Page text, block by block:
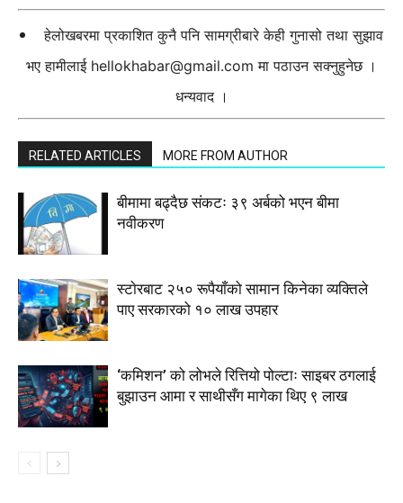
हेलोखबरमा प्रकाशित कुनै पनि सामग्रीबारे केही गुनासो तथा सुझाव
भए हामीलाई hellokhabar@gmail.com मा पठाउन सक्नुहुनेछ ।
धन्यवाद ।
RELATED ARTICLES MORE FROM AUTHOR
बीमामा बढ्दैछ संकटः ३९ अर्बको भएन बीमा
नवीकरण
स्टाेरबाट २५० रूपैयाँको सामान किनेका व्यक्तिले
पाए सरकारको १० लाख उपहार
‘कमिशन’ को लोभले रित्तियो पोल्टाः साइबर ठगलाई
बुझाउन आमा र साथीसँग मागेका थिए ९ लाख